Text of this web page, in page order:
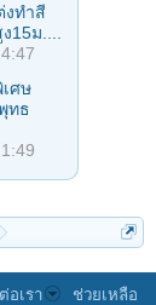
งทำสี
ม....
ศษ
ทธ
อเรา ช่วยเหลือ